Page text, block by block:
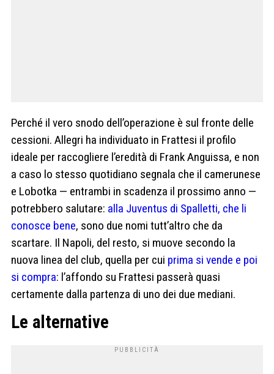
Perché il vero snodo dell’operazione è sul fronte delle
cessioni. Allegri ha individuato in Frattesi il profilo
ideale per raccogliere l’eredità di Frank Anguissa, e non
a caso lo stesso quotidiano segnala che il camerunese
e Lobotka — entrambi in scadenza il prossimo anno —
potrebbero salutare: alla Juventus di Spalletti, che li
conosce bene, sono due nomi tutt’altro che da
scartare. Il Napoli, del resto, si muove secondo la
nuova linea del club, quella per cui prima si vende e poi
si compra: l’affondo su Frattesi passerà quasi
certamente dalla partenza di uno dei due mediani.
Le alternative